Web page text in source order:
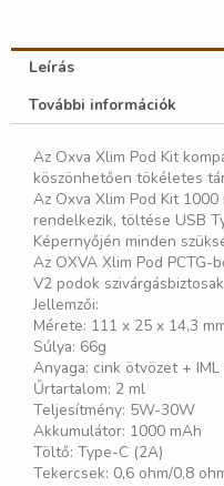
Leírás
További információk
Az Oxva Xlim Pod Kit
köszönhetően tökéletes
Az Oxva Xlim Pod Kit
rendelkezik, töltése USB
Képernyőjén minden
Az OXVA Xlim Pod
V2 podok
Jellemzői:
Mérete: 111 x 25 x 14,3
Súlya: 66g
Anyaga: cink ötvözet + IML
Űrtartalom: 2 ml
Teljesítmény: 5W-30W
Akkumulátor: 1000 mAh
Töltő: Type-C (2A)
Tekercsek: 0,6 ohm/0,8